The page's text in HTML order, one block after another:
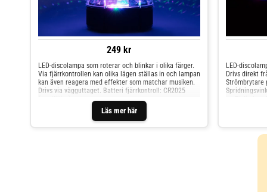
249 kr
Läs mer här
LED-discolampa som roterar och blinkar i olika färger.
Via fjärrkontrollen kan olika lägen ställas in och lampan
kan även reagera med effekter som matchar musiken.
Drivs via vägguttaget. Batteri fjärrkontroll: CR2025
LED-
Drivs direkt
Strömbrytare
m. Ej